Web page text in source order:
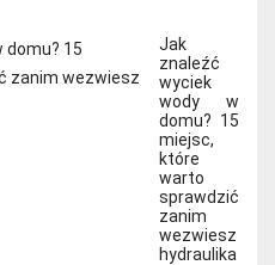
Jak
znaleźć
wyciek
wody w
domu? 15
miejsc,
które
warto
sprawdzić
zanim
wezwiesz
hydraulika